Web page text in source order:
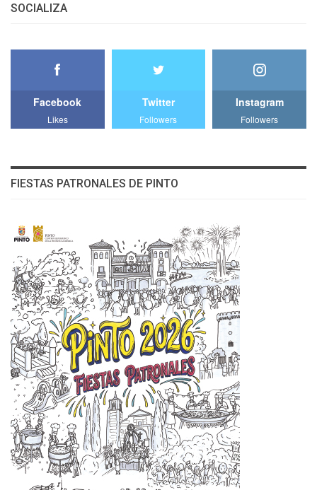
SOCIALIZA
Facebook
Likes
Twitter
Followers
Instagram
Followers
FIESTAS PATRONALES DE PINTO